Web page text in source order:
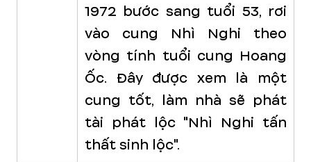
1972 bước sang tuổi 53, rơi
vào cung Nhì Nghi theo
vòng tính tuổi cung Hoang
Ốc. Đây được xem là một
cung tốt, làm nhà sẽ phát
tài phát lộc "Nhì Nghi tấn
thất sinh lộc".